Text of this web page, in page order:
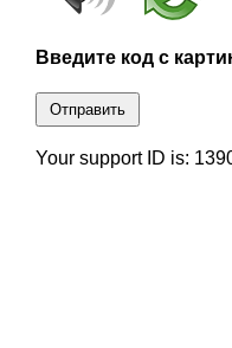
Введите код с
Отправить
Your support ID is: